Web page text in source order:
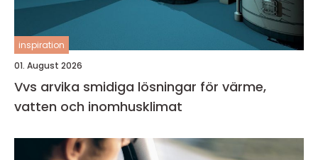
inspiration
01. August 2026
Vvs arvika smidiga lösningar för värme,
vatten och inomhusklimat